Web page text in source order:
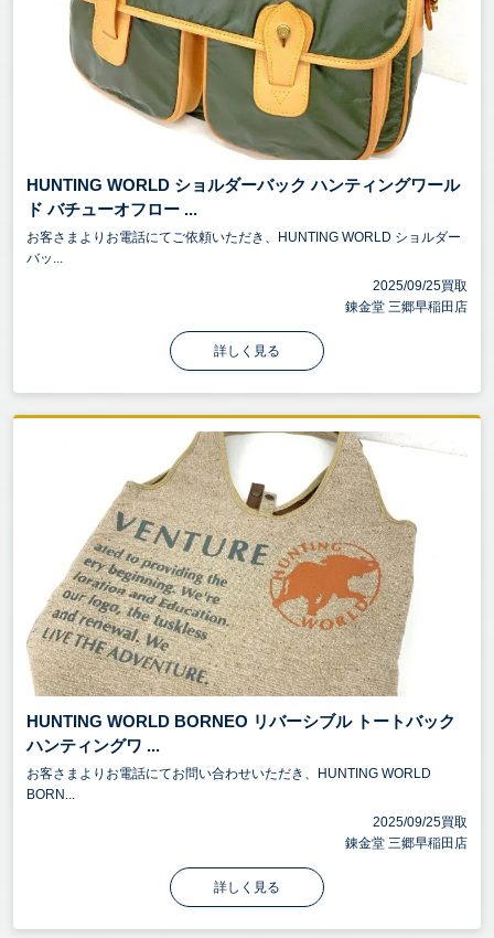
HUNTING WORLD ショルダーバック ハンティングワール
ド バチューオフロー ...
お客さまよりお電話にてご依頼いただき、HUNTING WORLD ショルダー
バッ...
2025/09/25買取
錬金堂 三郷早稲田店
詳しく見る
HUNTING WORLD BORNEO リバーシブル トートバック
ハンティングワ ...
お客さまよりお電話にてお問い合わせいただき、HUNTING WORLD
BORN...
2025/09/25買取
錬金堂 三郷早稲田店
詳しく見る